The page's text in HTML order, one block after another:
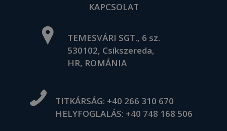
KAPCSOLAT
TEMESVÁRI SGT., 6 sz.
530102, Csíkszereda,
HR, ROMÁNIA
TITKÁRSÁG: +40 266 310 670
HELYFOGLALÁS: +40 748 168 506